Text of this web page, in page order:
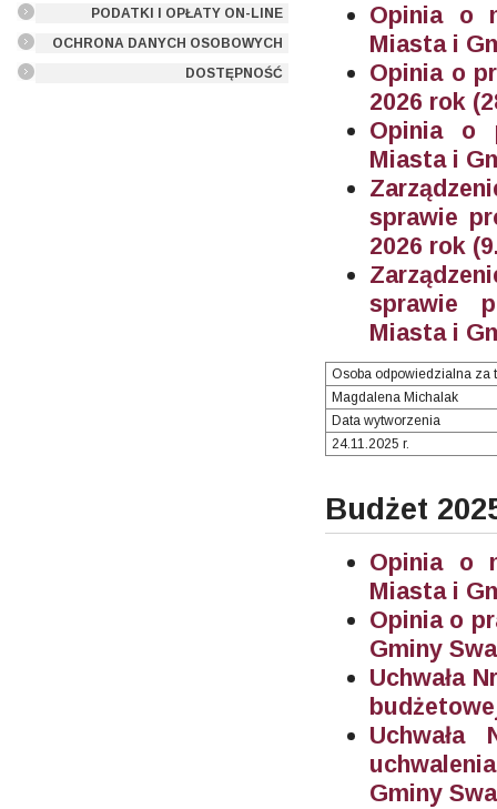
PODATKI I OPŁATY ON-LINE
OCHRONA DANYCH OSOBOWYCH
DOSTĘPNOŚĆ
Opinia o
Miasta i
Opinia o
2026 rok
Opinia o
Miasta i
sprawie
2026 rok
sprawie
Miasta i
Osoba odpowiedzialna za
Magdalena Michalak
Data wytworzenia
24.11.2025 r.
Budżet
Opinia o
Miasta i
Opinia o
Gminy
Uchwała
Uchwała
Gminy